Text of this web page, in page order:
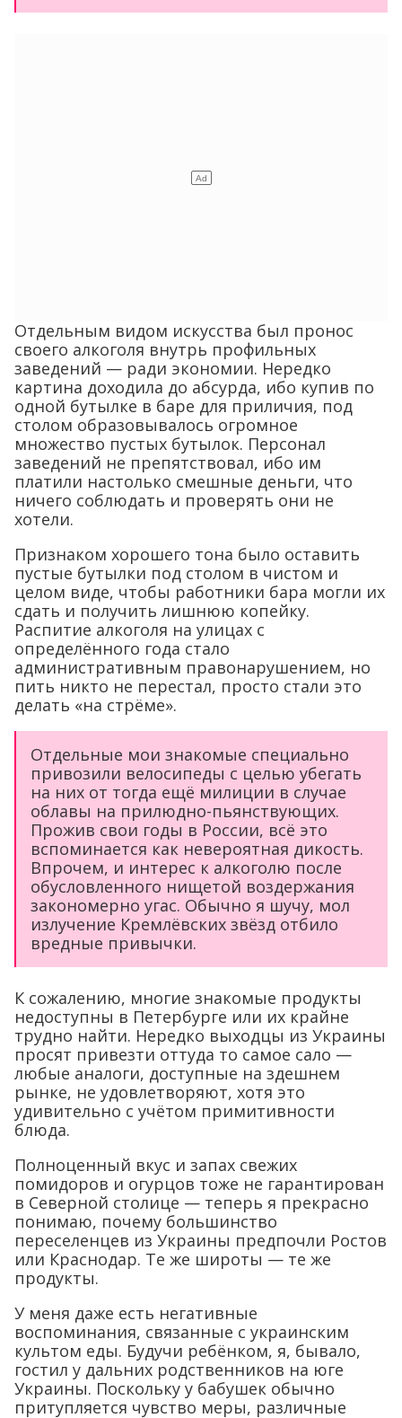
Отдельным видом искусства был пронос
своего алкоголя внутрь профильных
заведений — ради экономии. Нередко
картина доходила до абсурда, ибо купив по
одной бутылке в баре для приличия, под
столом образовывалось огромное
множество пустых бутылок. Персонал
заведений не препятствовал, ибо им
платили настолько смешные деньги, что
ничего соблюдать и проверять они не
хотели.
Признаком хорошего тона было оставить
пустые бутылки под столом в чистом и
целом виде, чтобы работники бара могли их
сдать и получить лишнюю копейку.
Распитие алкоголя на улицах с
определённого года стало
административным правонарушением, но
пить никто не перестал, просто стали это
делать «на стрёме».
Отдельные мои знакомые специально
привозили велосипеды с целью убегать
на них от тогда ещё милиции в случае
облавы на прилюдно-пьянствующих.
Прожив свои годы в России, всё это
вспоминается как невероятная дикость.
Впрочем, и интерес к алкоголю после
обусловленного нищетой воздержания
закономерно угас. Обычно я шучу, мол
излучение Кремлёвских звёзд отбило
вредные привычки.
К сожалению, многие знакомые продукты
недоступны в Петербурге или их крайне
трудно найти. Нередко выходцы из Украины
просят привезти оттуда то самое сало —
любые аналоги, доступные на здешнем
рынке, не удовлетворяют, хотя это
удивительно с учётом примитивности
блюда.
Полноценный вкус и запах свежих
помидоров и огурцов тоже не гарантирован
в Северной столице — теперь я прекрасно
понимаю, почему большинство
переселенцев из Украины предпочли Ростов
или Краснодар. Те же широты — те же
продукты.
У меня даже есть негативные
воспоминания, связанные с украинским
культом еды. Будучи ребёнком, я, бывало,
гостил у дальних родственников на юге
Украины. Поскольку у бабушек обычно
притупляется чувство меры, различные